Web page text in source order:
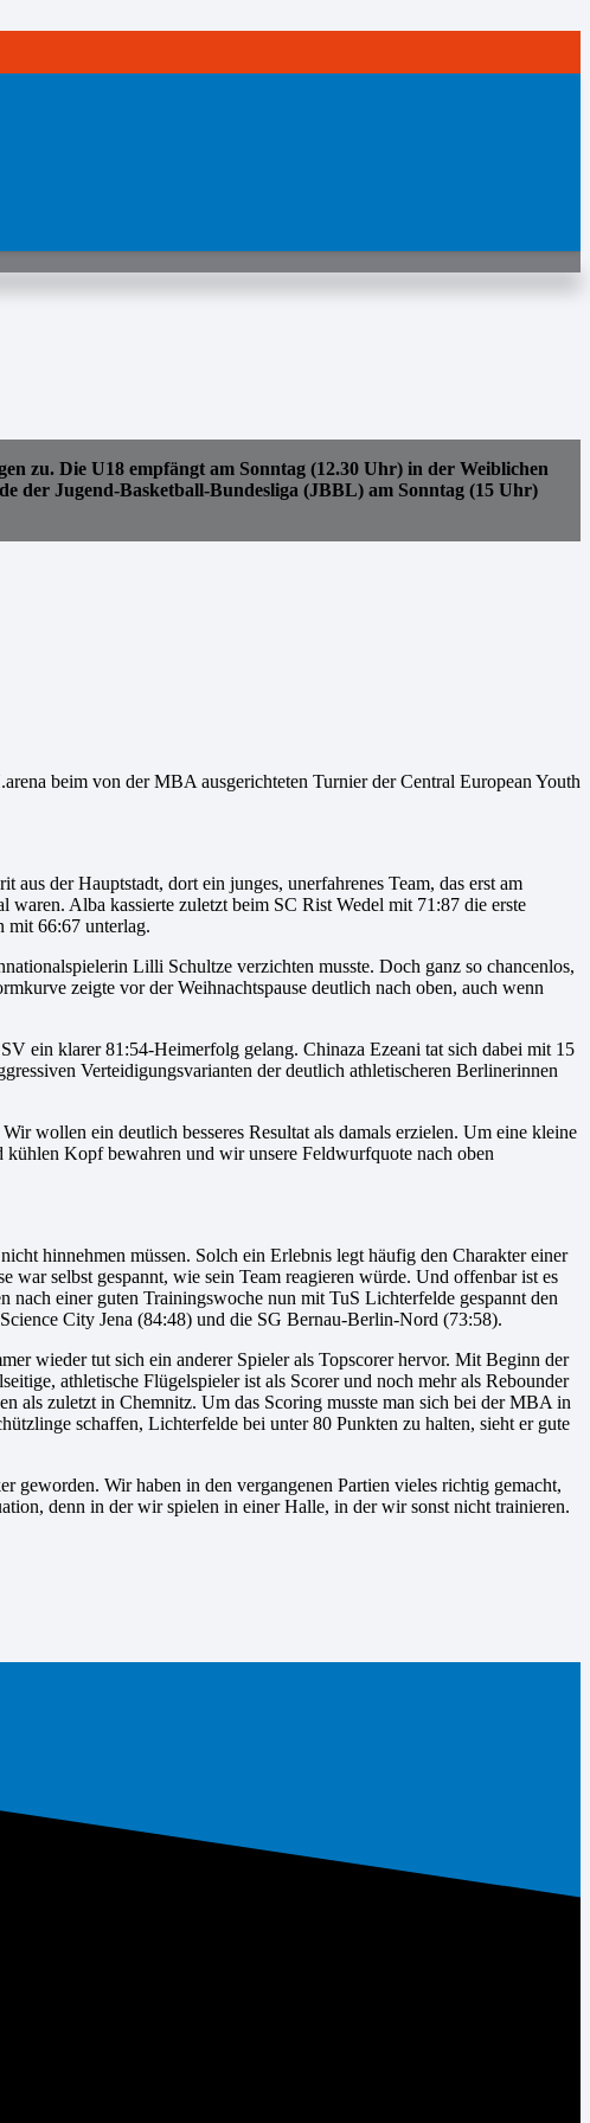
zu. Die U18 empfängt am Sonntag (12.30 Uhr) in der Weiblichen
der Jugend-Basketball-Bundesliga (JBBL) am Sonntag (15 Uhr)
beim von der MBA ausgerichteten Turnier der Central European Youth
der Hauptstadt, dort ein junges, unerfahrenes Team, das erst am
Alba kassierte zuletzt beim SC Rist Wedel mit 71:87 die erste
mit 66:67 unterlag.
Lilli Schultze verzichten musste. Doch ganz so chancenlos,
zeigte vor der Weihnachtspause deutlich nach oben, auch wenn
ein klarer 81:54-Heimerfolg gelang. Chinaza Ezeani tat sich dabei mit 15
Verteidigungsvarianten der deutlich athletischeren Berlinerinnen
wollen ein deutlich besseres Resultat als damals erzielen. Um eine kleine
kühlen Kopf bewahren und wir unsere Feldwurfquote nach oben
hinnehmen müssen. Solch ein Erlebnis legt häufig den Charakter einer
selbst gespannt, wie sein Team reagieren würde. Und offenbar ist es
einer guten Trainingswoche nun mit TuS Lichterfelde gespannt den
City Jena (84:48) und die SG Bernau-Berlin-Nord (73:58).
wieder tut sich ein anderer Spieler als Topscorer hervor. Mit Beginn der
athletische Flügelspieler ist als Scorer und noch mehr als Rebounder
als zuletzt in Chemnitz. Um das Scoring musste man sich bei der MBA in
schaffen, Lichterfelde bei unter 80 Punkten zu halten, sieht er gute
geworden. Wir haben in den vergangenen Partien vieles richtig gemacht,
denn in der wir spielen in einer Halle, in der wir sonst nicht trainieren.